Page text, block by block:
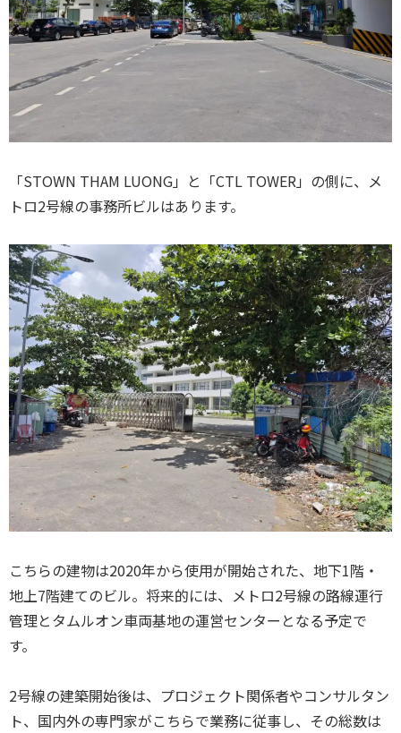
「STOWN THAM LUONG」と「CTL TOWER」の側に、メ
トロ2号線の事務所ビルはあります。
こちらの建物は2020年から使用が開始された、地下1階・
地上7階建てのビル。将来的には、メトロ2号線の路線運行
管理とタムルオン車両基地の運営センターとなる予定で
す。
2号線の建築開始後は、プロジェクト関係者やコンサルタン
ト、国内外の専門家がこちらで業務に従事し、その総数は